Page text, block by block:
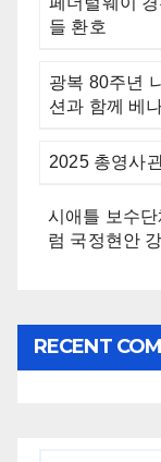
들 환호
광복 80주년
션과 함께 베
2025 총영사
시애틀 보수
럼 국정현안
RECENT